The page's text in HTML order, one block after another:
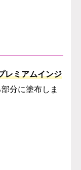
レミアムインジ
分に塗布しま